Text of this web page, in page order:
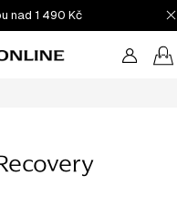
nad 1 490 Kč